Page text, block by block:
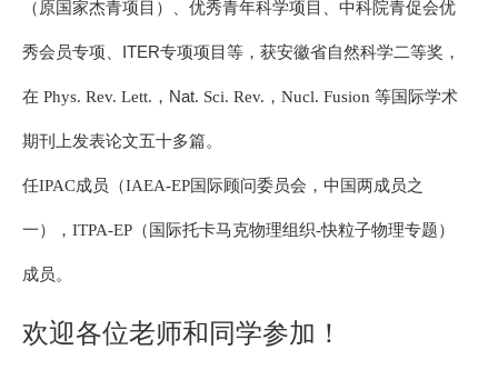
（原国家杰青项目）、 优秀青年科学项目、中科院青促会优
秀会员专项、 ITER专项项目等，获安徽省自然科学二等奖，
在 Phys. Rev. Lett.， Nat. Sci. Rev. ， Nucl. Fusion 等国际学术
期刊上发表论文五十多篇。
任IPAC成员（IAEA-EP国际顾问委员会，中国两成员之
一），ITPA-EP（国际托卡马克物理组织-快粒子物理专题）
成员。
欢迎各位老师和同学参加！